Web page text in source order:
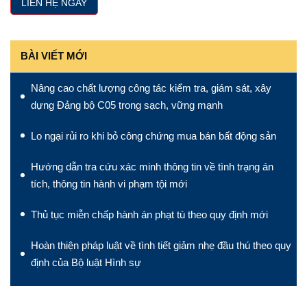
BÀI VIẾT MỚI
Nâng cao chất lượng công tác kiểm tra, giám sát, xây
dựng Đảng bộ C05 trong sạch, vững mạnh
Lo ngại rủi ro khi bỏ công chứng mua bán bất động sản
Hướng dẫn tra cứu xác minh thông tin về tình trạng án
tích, thông tin hành vi phạm tội mới
Thủ tục miễn chấp hành án phạt tù theo quy định mới
Hoàn thiện pháp luật về tình tiết giảm nhẹ đầu thú theo quy
định của Bộ luật Hình sự